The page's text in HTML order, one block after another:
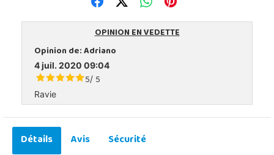
OPINION EN VEDETTE
Opinion de:Adriano
4 juil. 2020 09:04
5/ 5
Ravie
Détails Avis Sécurité